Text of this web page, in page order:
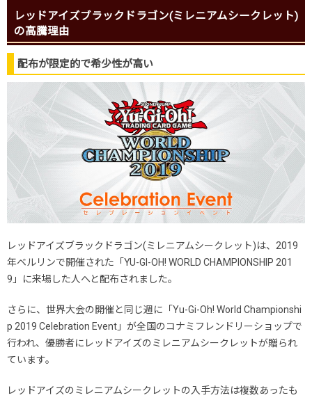
レッドアイズブラックドラゴン(ミレニアムシークレット)
の高騰理由
配布が限定的で希少性が高い
レッドアイズブラックドラゴン(ミレニアムシークレット)は、2019
年ベルリンで開催された「YU-GI-OH! WORLD CHAMPIONSHIP 201
9」に来場した人へと配布されました。
さらに、世界大会の開催と同じ週に「Yu-Gi-Oh! World Championshi
p 2019 Celebration Event」が全国のコナミフレンドリーショップで
行われ、優勝者にレッドアイズのミレニアムシークレットが贈られ
ています。
レッドアイズのミレニアムシークレットの入手方法は複数あったも